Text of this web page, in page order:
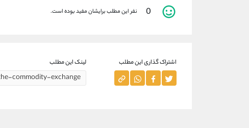
0 نفر این مطلب برایشان مفید بوده است.
اشتراک گذاری این مطلب لینک این مطلب